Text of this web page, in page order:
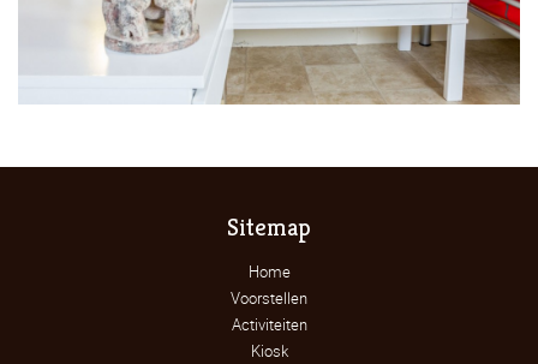
Sitemap
Home
Voorstellen
Activiteiten
Kiosk